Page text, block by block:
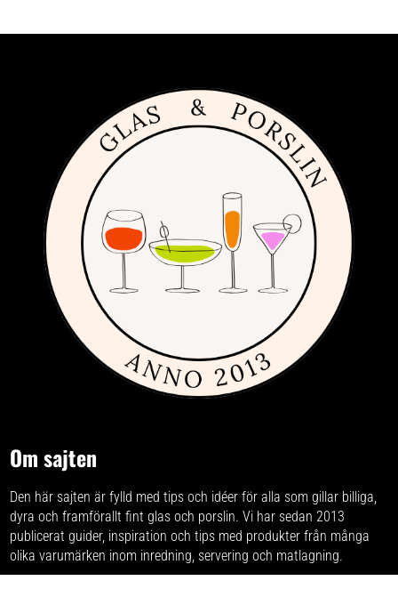
Om sajten
Den här sajten är fylld med tips och idéer för alla som gillar billiga,
dyra och framförallt fint glas och porslin. Vi har sedan 2013
publicerat guider, inspiration och tips med produkter från många
olika varumärken inom inredning, servering och matlagning.